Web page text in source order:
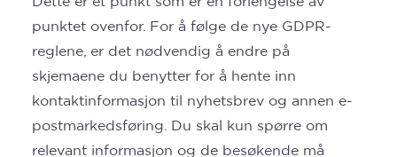
punktet ovenfor. For å følge de nye GDPR-
reglene, er det nødvendig å endre på
skjemaene du benytter for å hente inn
kontaktinformasjon til nyhetsbrev og annen e-
postmarkedsføring. Du skal kun spørre om
relevant informasjon og de besøkende må